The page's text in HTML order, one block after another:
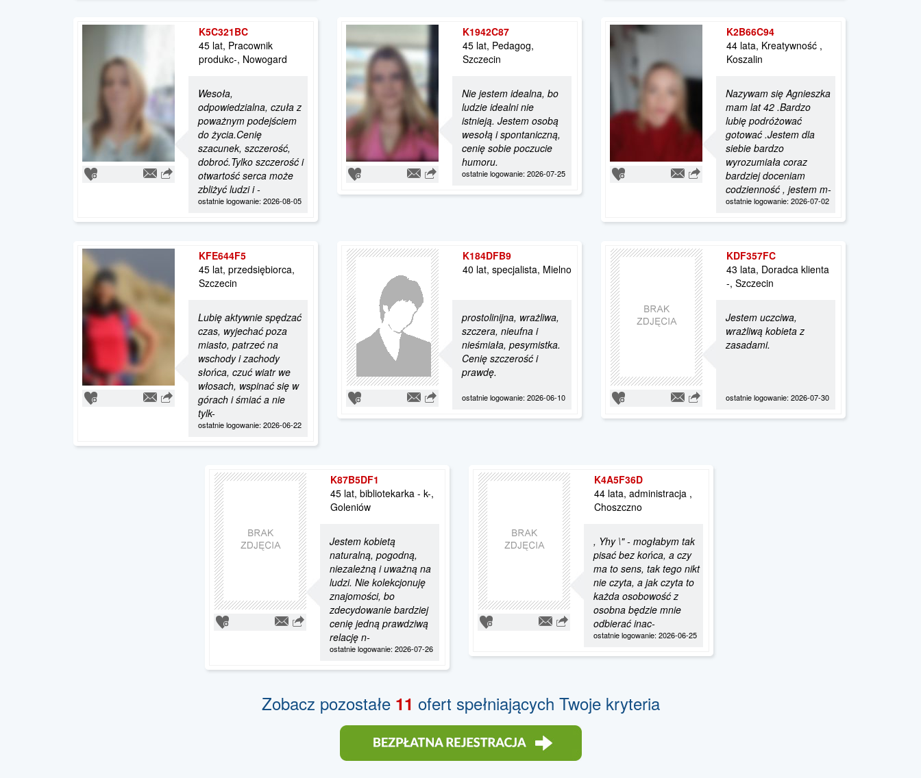
K5C321BC
45 lat, Pracownik
produkc-, Nowogard
Wesoła,
odpowiedzialna, czuła z
poważnym podejściem
do życia.Cenię
szacunek, szczerość,
dobroć.Tylko szczerość i
otwartość serca może
zbliżyć ludzi i -
ostatnie logowanie: 2026-08-05
K1942C87
45 lat, Pedagog,
Szczecin
Nie jestem idealna, bo
ludzie idealni nie
istnieją. Jestem osobą
wesołą i spontaniczną,
cenię sobie poczucie
humoru.
ostatnie logowanie: 2026-07-25
K2B66C94
44 lata, Kreatywność ,
Koszalin
Nazywam się Agnieszka
mam lat 42 .Bardzo
lubię podróżować
gotować .Jestem dla
siebie bardzo
wyrozumiała coraz
bardziej doceniam
codzienność , jestem m-
ostatnie logowanie: 2026-07-02
KFE644F5
45 lat, przedsiębiorca,
Szczecin
Lubię aktywnie spędzać
czas, wyjechać poza
miasto, patrzeć na
wschody i zachody
słońca, czuć wiatr we
włosach, wspinać się w
górach i śmiać a nie
tylk-
ostatnie logowanie: 2026-06-22
K184DFB9
40 lat, specjalista, Mielno
prostolinijna, wrażliwa,
szczera, nieufna i
nieśmiała, pesymistka.
Cenię szczerość i
prawdę.
ostatnie logowanie: 2026-06-10
KDF357FC
43 lata, Doradca klienta
-, Szczecin
Jestem uczciwa,
wrażliwą kobieta z
zasadami.
ostatnie logowanie: 2026-07-30
K87B5DF1
45 lat, bibliotekarka - k-,
Goleniów
Jestem kobietą
naturalną, pogodną,
niezależną i uważną na
ludzi. Nie kolekcjonuję
znajomości, bo
zdecydowanie bardziej
cenię jedną prawdziwą
relację n-
ostatnie logowanie: 2026-07-26
K4A5F36D
44 lata, administracja ,
Choszczno
, Yhy \" - mogłabym tak
pisać bez końca, a czy
ma to sens, tak tego nikt
nie czyta, a jak czyta to
każda osobowość z
osobna będzie mnie
odbierać inac-
ostatnie logowanie: 2026-06-25
Zobacz pozostałe 11 ofert spełniających Twoje kryteria